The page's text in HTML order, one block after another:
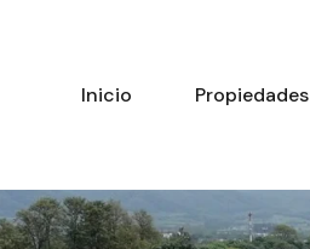
Inicio Propiedades